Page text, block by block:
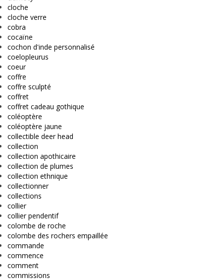
cloche
cloche verre
cobra
cocaïne
cochon d'inde personnalisé
coelopleurus
coeur
coffre
coffre sculpté
coffret
coffret cadeau gothique
coléoptère
coléoptère jaune
collectible deer head
collection
collection apothicaire
collection de plumes
collection ethnique
collectionner
collections
collier
collier pendentif
colombe de roche
colombe des rochers empaillée
commande
commence
comment
commissions